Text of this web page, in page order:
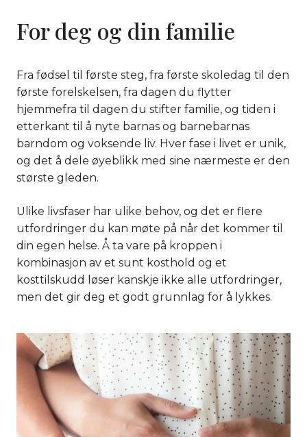
For deg og din familie
Fra fødsel til første steg, fra første skoledag til den
første forelskelsen, fra dagen du flytter
hjemmefra til dagen du stifter familie, og tiden i
etterkant til å nyte barnas og barnebarnas
barndom og voksende liv. Hver fase i livet er unik,
og det å dele øyeblikk med sine nærmeste er den
største gleden.
Ulike livsfaser har ulike behov, og det er flere
utfordringer du kan møte på når det kommer til
din egen helse. Å ta vare på kroppen i
kombinasjon av et sunt kosthold og et
kosttilskudd løser kanskje ikke alle utfordringer,
men det gir deg et godt grunnlag for å lykkes.